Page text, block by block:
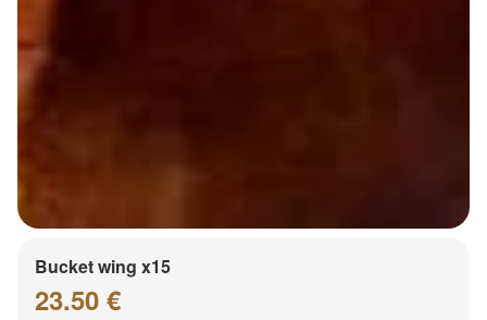
Bucket wing x15
23.50 €